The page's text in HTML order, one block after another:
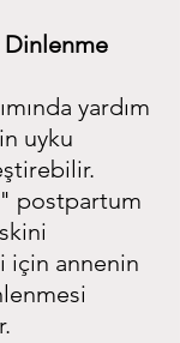
Dinlenme
yardım
uyku
postpartum
için annenin